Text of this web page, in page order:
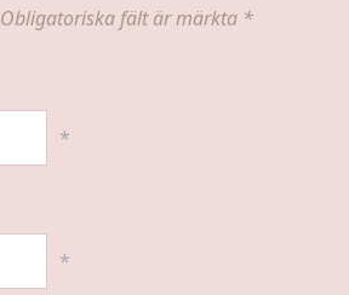
Obligatoriska fält är märkta *
*
*